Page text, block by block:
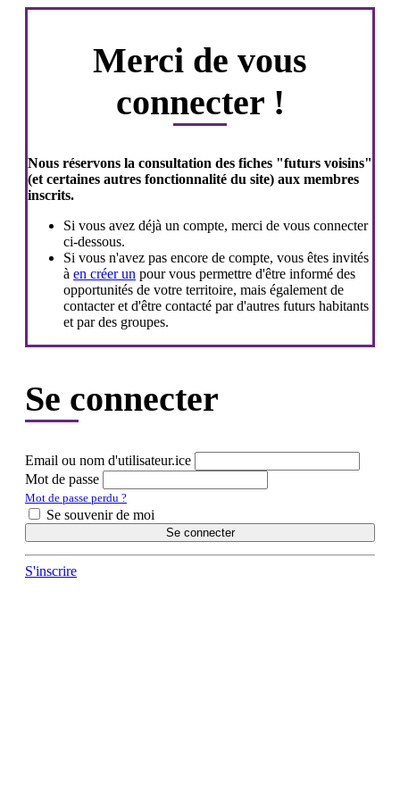
Merci de vous
connecter !
Nous réservons la consultation des fiches "futurs voisins"
(et certaines autres fonctionnalité du site) aux membres
inscrits.
Si vous avez déjà un compte, merci de vous connecter
ci-dessous.
Si vous n'avez pas encore de compte, vous êtes invités
à en créer un pour vous permettre d'être informé des
opportunités de votre territoire, mais également de
contacter et d'être contacté par d'autres futurs habitants
et par des groupes.
Se connecter
Email ou nom d'utilisateur.ice
Mot de passe
Mot de passe perdu ?
Se souvenir de moi
Se connecter
S'inscrire